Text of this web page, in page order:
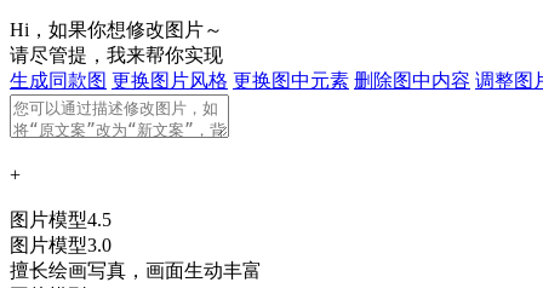
Hi，如果你想修改图片～
请尽管提，我来帮你实现
生成同款图 更换图片风格 更换图中元素 删除图中内容 调整图
+
图片模型4.5
图片模型3.0
擅长绘画写真，画面生动丰富